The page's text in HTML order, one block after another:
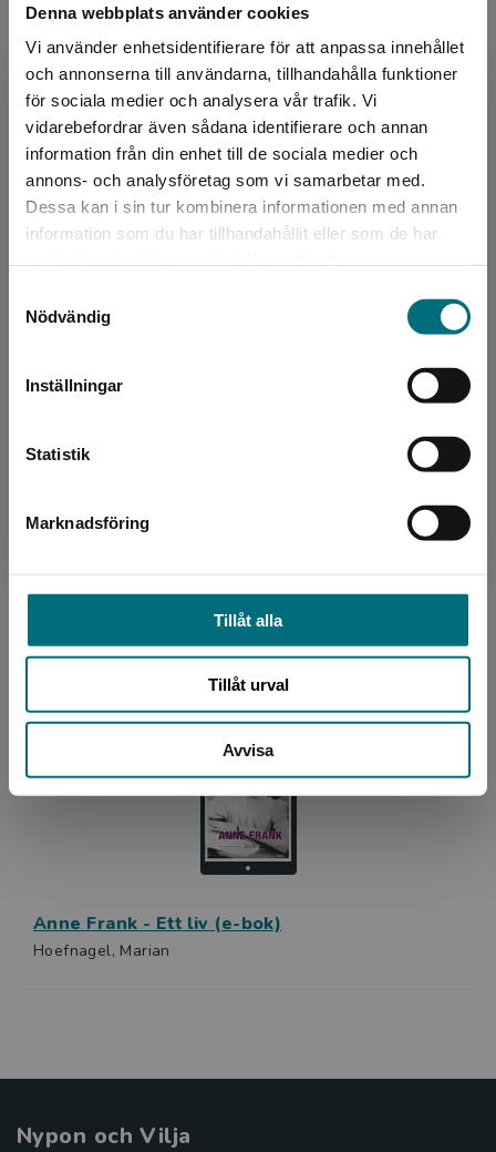
Denna webbplats använder cookies
Vi använder enhetsidentifierare för att anpassa innehållet
och annonserna till användarna, tillhandahålla funktioner
för sociala medier och analysera vår trafik. Vi
vidarebefordrar även sådana identifierare och annan
information från din enhet till de sociala medier och
annons- och analysföretag som vi samarbetar med.
Dessa kan i sin tur kombinera informationen med annan
information som du har tillhandahållit eller som de har
Nödvändig
Inställningar
Statistik
Marknadsföring
Tillåt alla
Tillåt urval
Avvisa
Begränsad fraktregion
Det verkar som att du besöker
nyponochviljaforlag.se via en enhet utanför
Sverige. För att kunna slutföra ett köp måste
Exkl. moms: 171 kr
Anna Lindh - Ett liv
Candil, Moa - Fredrikson, Bengt
Exkl. moms: 171 kr
Candil, Moa - Fredrikson, Bengt
Anne Frank - Ett liv (e-bok)
Hoefnagel, Marian
Nypon och Vilja